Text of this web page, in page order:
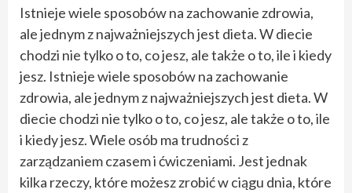
Istnieje wiele sposobów na zachowanie zdrowia,
ale jednym z najważniejszych jest dieta. W diecie
chodzi nie tylko o to, co jesz, ale także o to, ile i kiedy
jesz. Istnieje wiele sposobów na zachowanie
zdrowia, ale jednym z najważniejszych jest dieta. W
diecie chodzi nie tylko o to, co jesz, ale także o to, ile
i kiedy jesz. Wiele osób ma trudności z
zarządzaniem czasem i ćwiczeniami. Jest jednak
kilka rzeczy, które możesz zrobić w ciągu dnia, które